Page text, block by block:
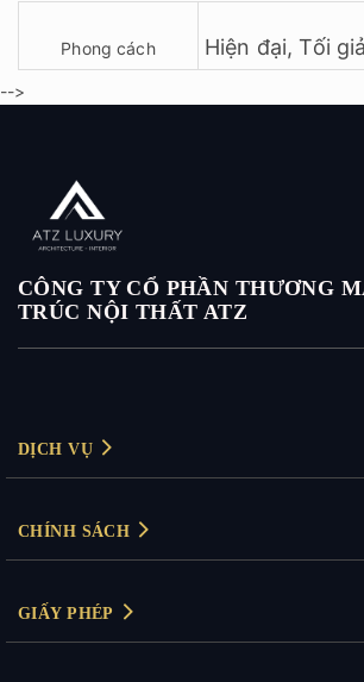
Phong cách Hiện đại,Tối
-->
CÔNG TY CỔ PHẦN THƯƠNG
TRÚC NỘI THẤT ATZ
DỊCH VỤ
Thiết kế nội thất biệt thự
CHÍNH SÁCH
Chính sách thanh toán
GIẤY PHÉP